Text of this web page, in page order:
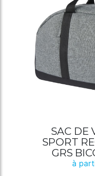
SAC DE
SPORT
GRS
à